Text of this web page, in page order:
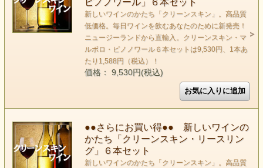
ピノノワール」６本セット
新しいワインのかたち「クリーンスキン」。高品質
低価格。毎日ワインを飲むあなたのために新発売！
ニュージーランドから直輸入。クリーンスキン・マ
ルボロ・ピノノワール６本セットは9,530円、1本あ
たり1,588円（税込）！
価格： 9,530円(税込)
●●さらにお買い得●● 新しいワインの
かたち「クリーンスキン・リースリン
グ」６本セット
新しいワインのかたち「クリーンスキン」。高品質